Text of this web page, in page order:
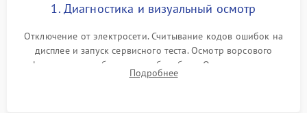
1. Диагностика и визуальный осмотр
Отключение от электросети. Считывание кодов ошибок на
дисплее и запуск сервисного теста. Осмотр ворсового
фильтра, теплообменника и барабана. Опрос клиента о
неисправностях (не сушит, не крутит барабан, сильно шумит
Подробнее